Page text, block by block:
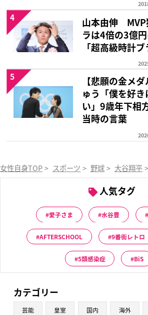
山本由伸 MVP
ラは4倍の3億
「超高級時計ブ
4
【悲願の金メ
ゅう「僕を好
い」9歳年下相
当時の言葉
5
女性自身TOP > スポーツ > 野球 > 大谷翔平 >
人気タグ
愛子さま 水谷豊
AFTERSCHOOL 9番街レトロ
5類感染症 BiS
カテゴリー
芸能 皇室 国内 海外